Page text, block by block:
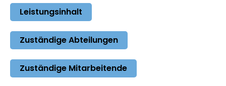
Leistungsinhalt
Zuständige Abteilungen
Zuständige Mitarbeitende